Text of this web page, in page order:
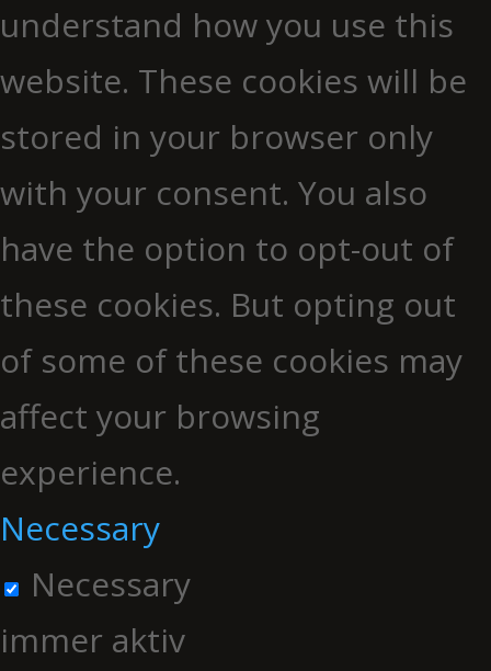
understand how you use this
website. These cookies will be
stored in your browser only
with your consent. You also
have the option to opt-out of
these cookies. But opting out
of some of these cookies may
affect your browsing
experience.
Necessary
Necessary
immer aktiv